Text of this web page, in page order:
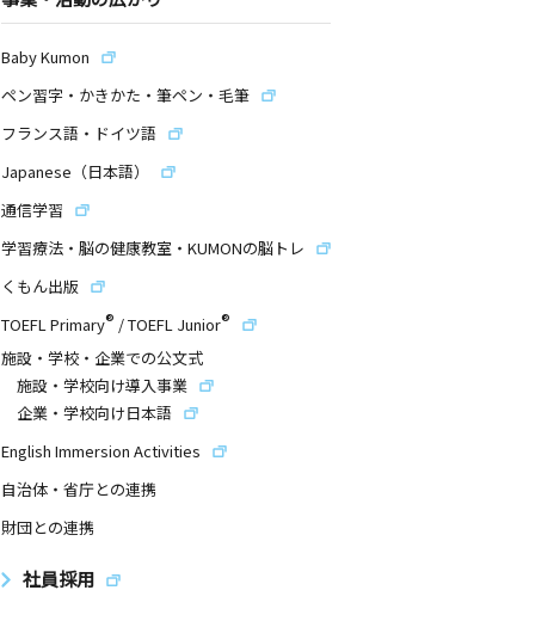
Baby Kumon
ペン習字・かきかた・筆ペン・毛筆
フランス語・ドイツ語
Japanese（日本語）
通信学習
学習療法・脳の健康教室・KUMONの脳トレ
くもん出版
TOEFL Primary® /TOEFL Junior®
施設・学校・企業での公文式
施設・学校向け導入事業
企業・学校向け日本語
English Immersion Activities
自治体・省庁との連携
財団との連携
社員採用